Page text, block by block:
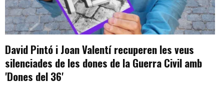
David Pintó i Joan Valentí recuperen les veus
silenciades de les dones de la Guerra Civil amb
'Dones del 36'